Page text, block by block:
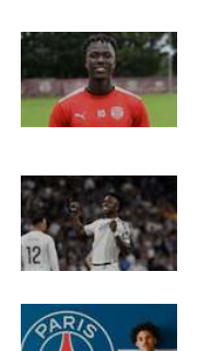
كويز في الجول
فيديو في الجول